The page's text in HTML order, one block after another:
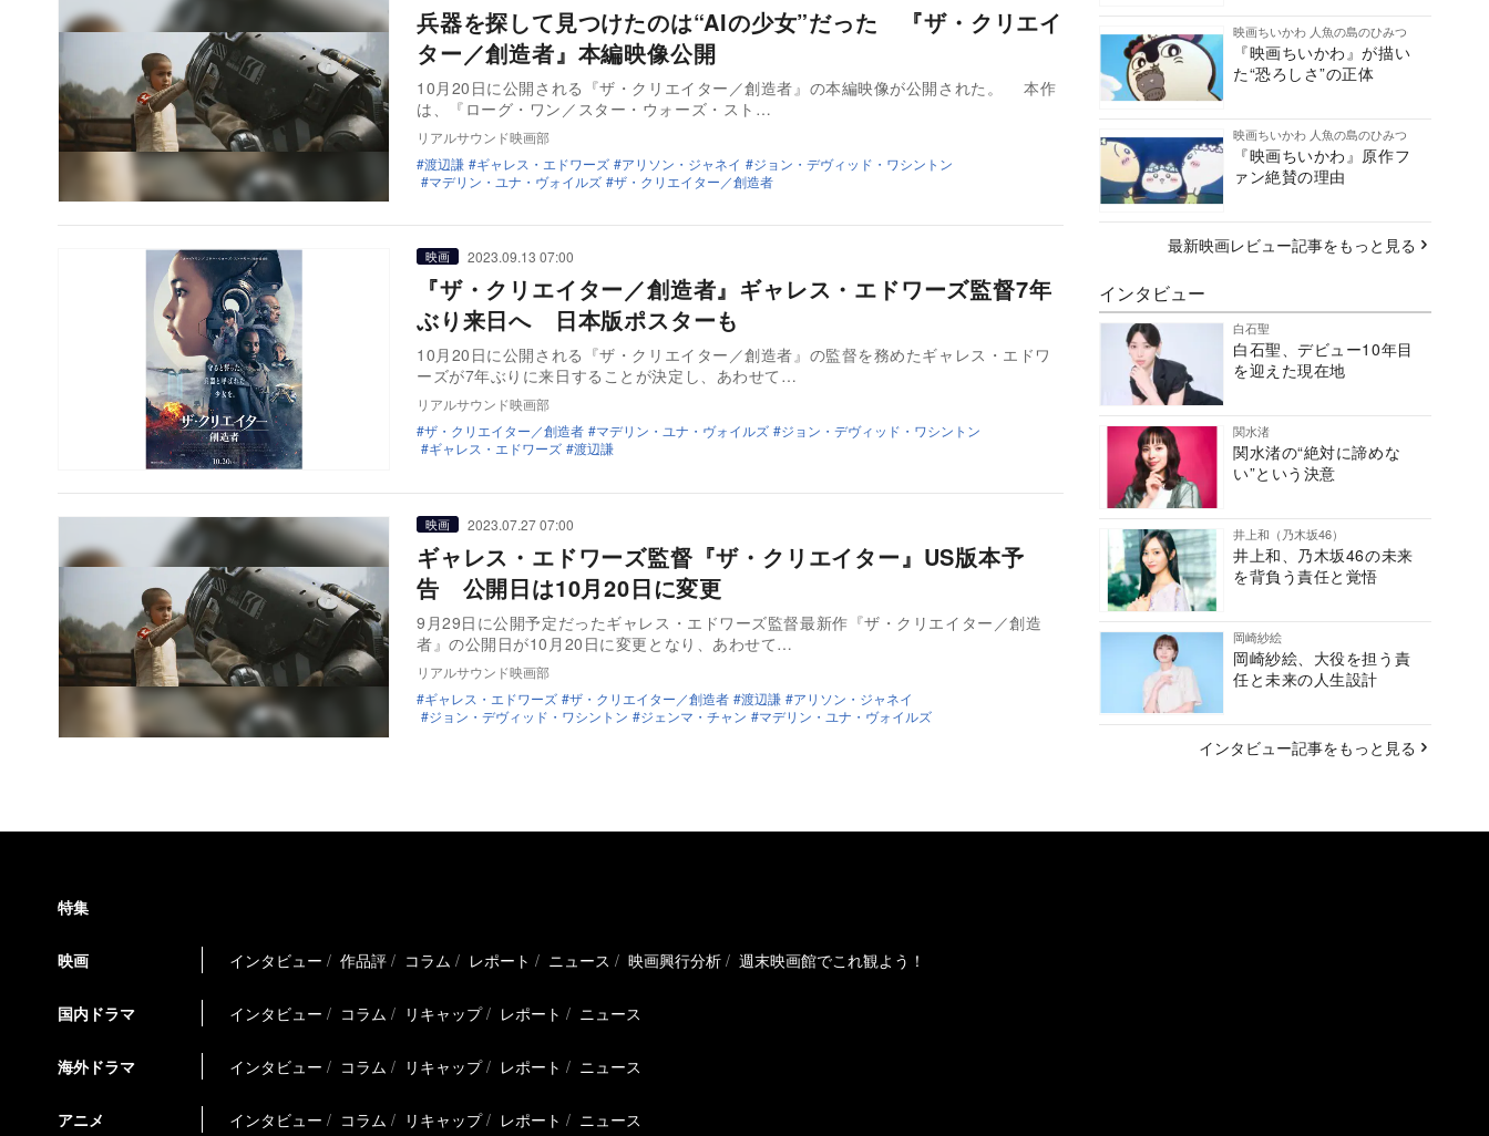
兵器を探して見つけたのは“AIの少女”だった 『ザ・クリエイ
ター／創造者』本編映像公開
10月20日に公開される『ザ・クリエイター／創造者』の本編映像が公開された。 本作
は、『ローグ・ワン／スター・ウォーズ・スト…
リアルサウンド映画部
渡辺謙
ギャレス・エドワーズ アリソン・ジャネイ
ジョン・デヴィッド・ワシントン
マデリン・ユナ・ヴォイルズ
ザ・クリエイター／創造者
映画 2023.09.13 07:00
『ザ・クリエイター／創造者』ギャレス・エドワーズ監督7年
ぶり来日へ 日本版ポスターも
10月20日に公開される『ザ・クリエイター／創造者』の監督を務めたギャレス・エドワ
ーズが7年ぶりに来日することが決定し、あわせて…
リアルサウンド映画部
ザ・クリエイター／創造者
マデリン・ユナ・ヴォイルズ
ジョン・デヴィッド・ワシントン
ギャレス・エドワーズ
渡辺謙
映画 2023.07.27 07:00
ギャレス・エドワーズ監督『ザ・クリエイター』US版本予
告 公開日は10月20日に変更
9月29日に公開予定だったギャレス・エドワーズ監督最新作『ザ・クリエイター／創造
者』の公開日が10月20日に変更となり、あわせて…
リアルサウンド映画部
ギャレス・エドワーズ
ザ・クリエイター／創造者 渡辺謙
アリソン・ジャネイ
ジョン・デヴィッド・ワシントン
ジェンマ・チャン マデリン・ユナ・ヴォイルズ
映画ちいかわ 人魚の島のひみつ
『映画ちいかわ』が描い
た“恐ろしさ”の正体
映画ちいかわ 人魚の島のひみつ
『映画ちいかわ』原作フ
ァン絶賛の理由
最新映画レビュー記事をもっと見る
インタビュー
白石聖
白石聖、デビュー10年目
を迎えた現在地
関水渚
関水渚の“絶対に諦めな
い”という決意
井上和（乃木坂46）
井上和、乃木坂46の未来
を背負う責任と覚悟
岡崎紗絵
岡崎紗絵、大役を担う責
任と未来の人生設計
インタビュー記事をもっと見る
特集
映画 インタビュー 作品評 コラム レポート ニュース 映画興行分析 週末映画館でこれ観よう！
国内ドラマ インタビュー コラム リキャップ レポート ニュース
海外ドラマ インタビュー コラム リキャップ レポート ニュース
アニメ インタビュー コラム リキャップ レポート ニュース